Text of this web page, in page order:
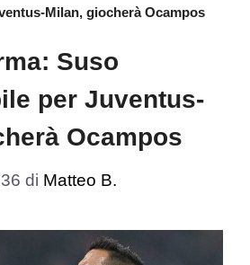
Milan, giocherà Ocampos
Suso
per Juventus-
Ocampos
di Matteo B.